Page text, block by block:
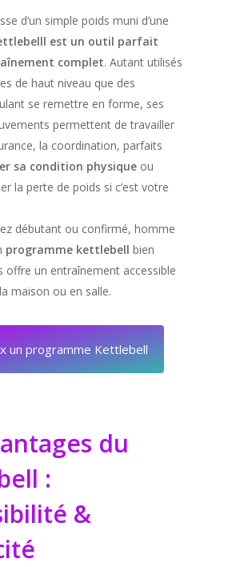
d’un simple poids muni d’une
est un outil parfait
complet. Autant utilisés
de haut niveau que des
se remettre en forme, ses
permettent de travailler
la coordination, parfaits
sa condition physique ou
la perte de poids si c’est votre
débutant ou confirmé, homme
programme kettlebell bien
offre un entraînement accessible
maison ou en salle.
un programme Kettlebell
du
:
&